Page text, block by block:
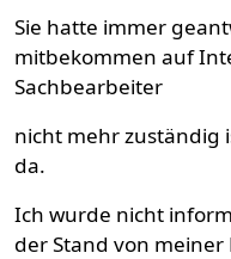
Sie hatte immer
mitbekommen auf
Sachbearbeiter
nicht mehr zuständig
da.
Ich wurde nicht
der Stand von